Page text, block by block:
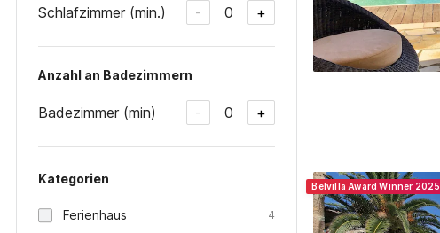
Schlafzimmer (min.) - 0 +
Anzahl an Badezimmern
Badezimmer (min) - 0 +
Kategorien
Ferienhaus 4
Belvilla Award Winner 2025